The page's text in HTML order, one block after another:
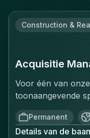
Construction &
Acquisitie
Voor één van
toonaangevende
een Investment
verantwoordelijk
Permanent
Details van de baan